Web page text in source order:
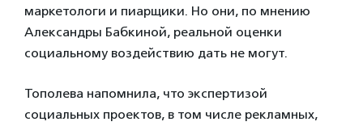
маркетологи и пиарщики. Но они, по мнению
Александры Бабкиной, реальной оценки
социальному воздействию дать не могут.
Тополева напомнила, что экспертизой
социальных проектов, в том числе рекламных,